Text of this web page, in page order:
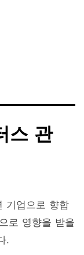
스 관
기업으로 향합
로 영향을 받을
.